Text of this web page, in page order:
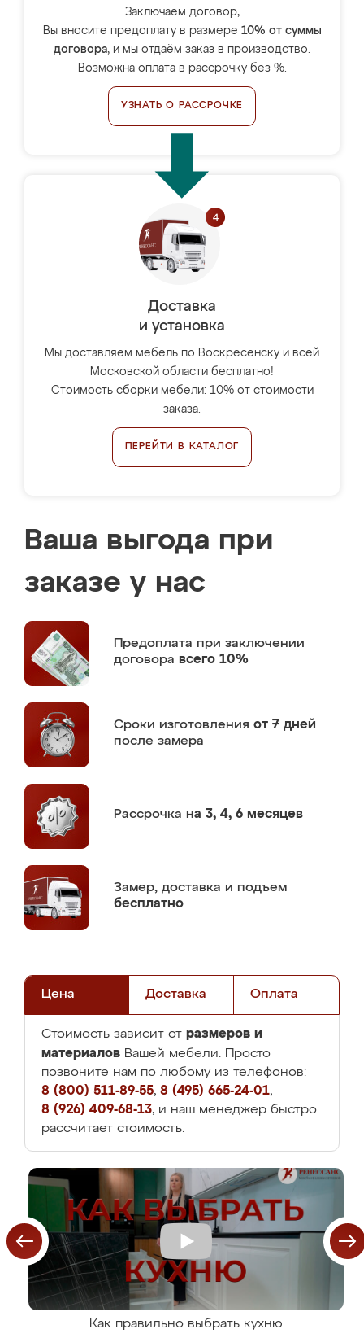
Заключаем договор,
Вы вносите предоплату в размере 10% от суммы
договора, и мы отдаём заказ в производство.
Возможна оплата в рассрочку без %.
УЗНАТЬ О РАССРОЧКЕ
Доставка
и установка
Мы доставляем мебель по Воскресенску и всей
Московской области бесплатно!
Стоимость сборки мебели: 10% от стоимости
заказа.
ПЕРЕЙТИ В КАТАЛОГ
Ваша выгода при
заказе у нас
Предоплата при заключении
договора всего 10%
Сроки изготовления от 7 дней
после замера
Рассрочка на 3, 4, 6 месяцев
Замер, доставка и подъем
бесплатно
Цена Доставка Оплата
Стоимость зависит от размеров и
материалов Вашей мебели. Просто
позвоните нам по любому из телефонов:
8 (800) 511-89-55, 8 (495) 665-24-01,
8 (926) 409-68-13, и наш менеджер быстро
рассчитает стоимость.
Как правильно выбрать кухню